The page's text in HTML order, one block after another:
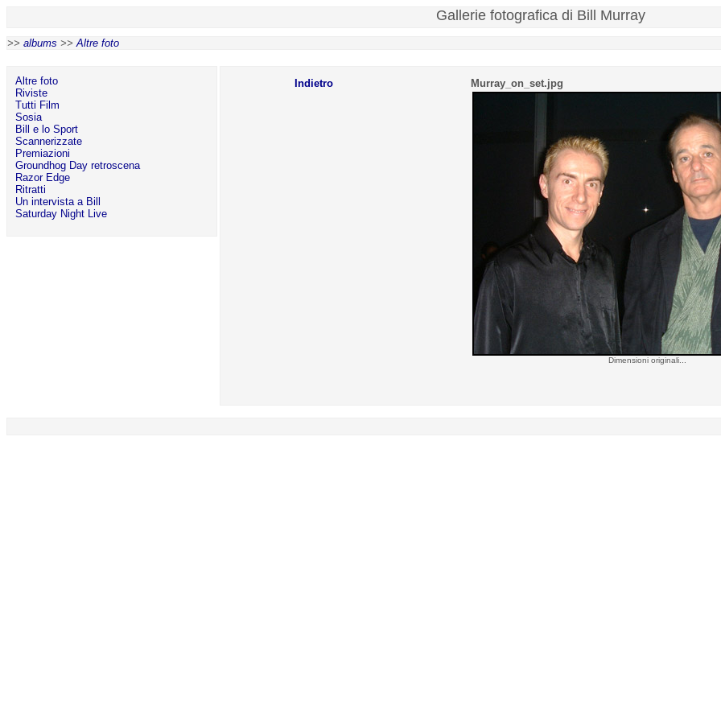
Gallerie fotografica di Bill Murray
>> albums >>Altre foto
Altre foto
Riviste
Tutti Film
Sosia
Bill e lo Sport
Scannerizzate
Premiazioni
Groundhog Day retroscena
Razor Edge
Ritratti
Un intervista a Bill
Saturday Night Live
Indietro Murray_on_set.jpg
Dimensioni originali...